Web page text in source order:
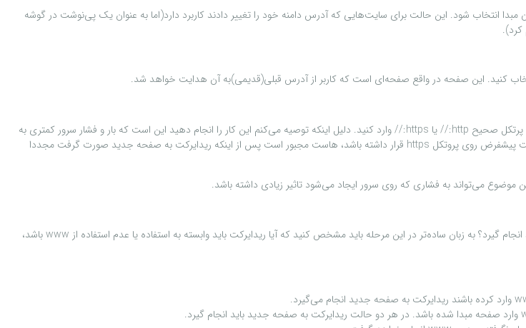
انتخاب شود. این حالت برای سایت‌هایی که آدرس دامنه خود را تغییر دادند کاربرد دارد(اما به عنوان یک پی‌نوشت در گوشه
کرد).
در پر کردن این فیلد باید دقت داشته باشید که آدرس مقصد خود را(که قصد هدایت به آن را دارید) همراه با پرتکل صحیح http:// یا https:// وارد کنید. دلیل اینکه توصیه می‌کنم این کار را انجام دهید این است که بار و فشار سرور کمتری به
هاست مقصد شما وارد شود. چرا که اگر شما آدرس را با http وارد کنید، در حالی که آدرس سایت شما در حالت پیشفرض روی پروتکل https قرار داشته باشد، هاست مجبور است پس از اینکه ریدایرکت به صفحه جدید صورت گرفت مجددا
موضوع می‌تواند به فشاری که روی سرور ایجاد می‌شود تاثیر زیادی داشته باشد.
پس از وارد کردن آدرس مقصد، حال باید مشخص کنید که ریدایرکت در چه حالت‌هایی برای آدرس مبدا باید انجام گیرد؟ به زبان ساده‌تر در این مرحله باید مشخص کنید که آیا ریدایرکت باید وابسته به استفاده یا عدم استفاده از www باشد،